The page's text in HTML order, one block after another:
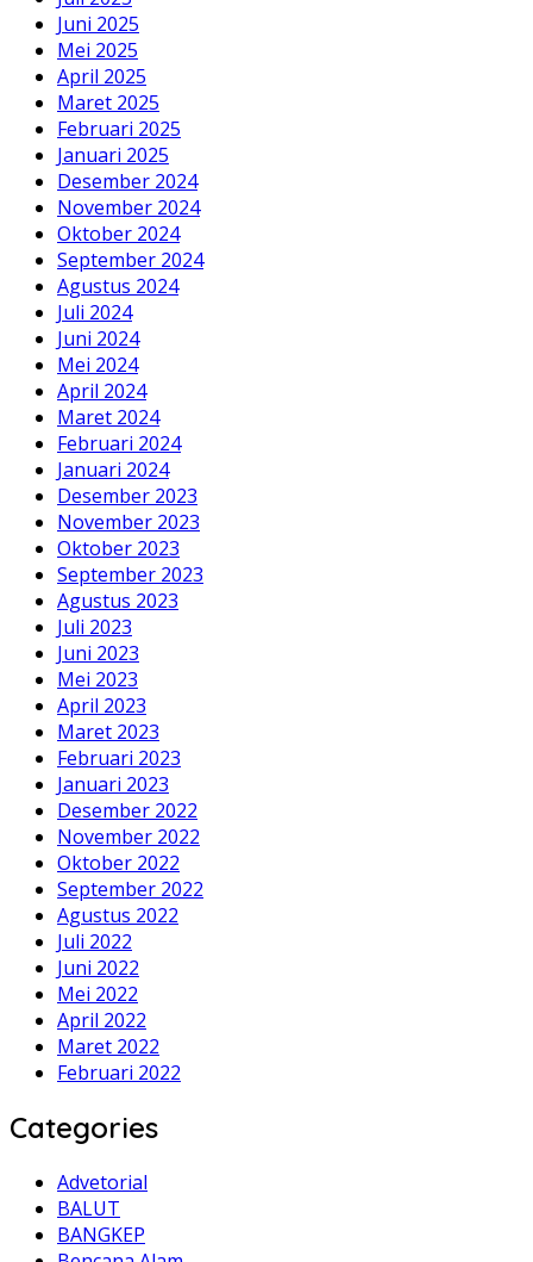
Juni 2025
Mei 2025
April 2025
Maret 2025
Februari 2025
Januari 2025
Desember 2024
November 2024
Oktober 2024
September 2024
Agustus 2024
Juli 2024
Juni 2024
Mei 2024
April 2024
Maret 2024
Februari 2024
Januari 2024
Desember 2023
November 2023
Oktober 2023
September 2023
Agustus 2023
Juli 2023
Juni 2023
Mei 2023
April 2023
Maret 2023
Februari 2023
Januari 2023
Desember 2022
November 2022
Oktober 2022
September 2022
Agustus 2022
Juli 2022
Juni 2022
Mei 2022
April 2022
Maret 2022
Februari 2022
Categories
Advetorial
BALUT
BANGKEP